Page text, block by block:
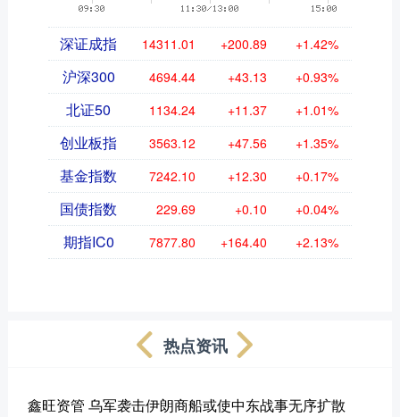
深证成指 14311.01 +200.89 +1.42%
沪深300 4694.44 +43.13 +0.93%
北证50 1134.24 +11.37 +1.01%
创业板指 3563.12 +47.56 +1.35%
基金指数 7242.10 +12.30 +0.17%
国债指数 229.69 +0.10 +0.04%
期指IC0 7877.80 +164.40 +2.13%
热点资讯
鑫旺资管 乌军袭击伊朗商船或使中东战事无序扩散